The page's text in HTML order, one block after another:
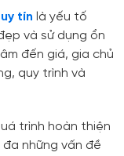
tín là yếu tố
và sử dụng ổn
đến giá, gia chủ
quy trình và
trình hoàn thiện
những vấn đề